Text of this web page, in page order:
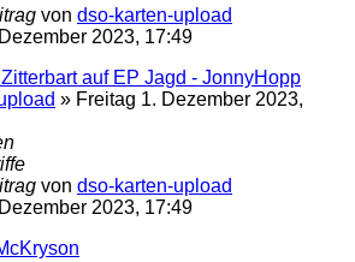
von dso-karten-upload
2023, 17:49
auf EP Jagd - JonnyHopp
» Freitag 1. Dezember 2023,
von dso-karten-upload
2023, 17:49